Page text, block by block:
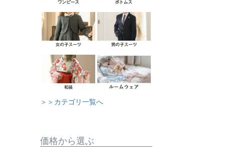
＞＞カテゴリ一覧へ
価格から選ぶ